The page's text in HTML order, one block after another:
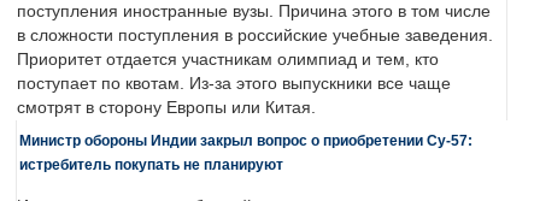
поступления иностранные вузы. Причина этого в том числе
в сложности поступления в российские учебные заведения.
Приоритет отдается участникам олимпиад и тем, кто
поступает по квотам. Из-за этого выпускники все чаще
смотрят в сторону Европы или Китая.
Министр обороны Индии закрыл вопрос о приобретении Су-57:
истребитель покупать не планируют